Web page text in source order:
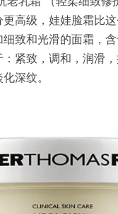
高级，娃娃脸霜比
致和光滑的面霜，
紧致，调和，润滑，
深纹。